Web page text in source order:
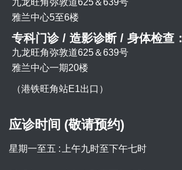
九龙旺角弥敦道625＆639号
雅兰中心5至6楼
专科门诊 / 造影诊断 / 身体检查：
九龙旺角弥敦道625＆639号
雅兰中心一期20楼
（港铁旺角站E1出口）
应诊时间 (敬请预约)
星期一至五 : 上午九时至下午七时